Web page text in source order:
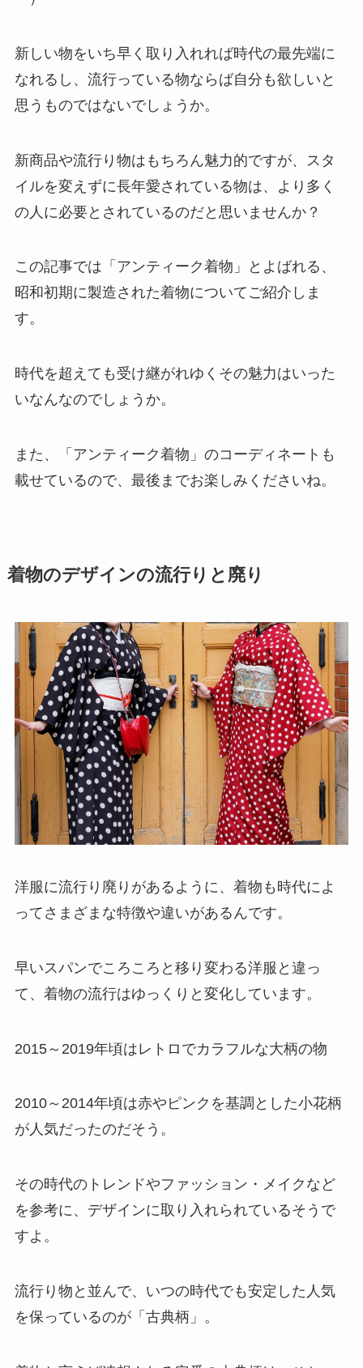
新しい物をいち早く取り入れれば時代の最先端に
なれるし、流行っている物ならば自分も欲しいと
思うものではないでしょうか。
新商品や流行り物はもちろん魅力的ですが、スタ
イルを変えずに長年愛されている物は、より多く
の人に必要とされているのだと思いませんか？
この記事では「アンティーク着物」とよばれる、
昭和初期に製造された着物についてご紹介しま
す。
時代を超えても受け継がれゆくその魅力はいった
いなんなのでしょうか。
また、「アンティーク着物」のコーディネートも
載せているので、最後までお楽しみくださいね。
着物のデザインの流行りと廃り
洋服に流行り廃りがあるように、着物も時代によ
ってさまざまな特徴や違いがあるんです。
早いスパンでころころと移り変わる洋服と違っ
て、着物の流行はゆっくりと変化しています。
2015～2019年頃はレトロでカラフルな大柄の物
2010～2014年頃は赤やピンクを基調とした小花柄
が人気だったのだそう。
その時代のトレンドやファッション・メイクなど
を参考に、デザインに取り入れられているそうで
すよ。
流行り物と並んで、いつの時代でも安定した人気
を保っているのが「古典柄」。